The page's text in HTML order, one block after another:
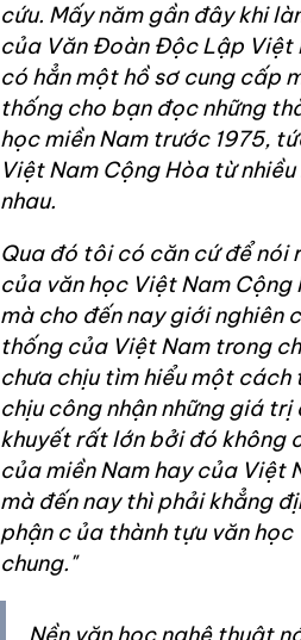
cứu. Mấy năm gần đây khi
của Văn Đoàn Độc Lập Việt
có hẳn một hồ sơ cung cấp
thống cho bạn đọc những
học miền Nam trước 1975,
Việt Nam Cộng Hòa từ
nhau.
Qua đó tôi có căn cứ để nói
của văn học Việt Nam
mà cho đến nay giới nghiên
thống của Việt Nam trong
chưa chịu tìm hiểu một cách
chịu công nhận những giá
khuyết rất lớn bởi đó không
của miền Nam hay của Việt
mà đến naythì phải khẳng
phận c ủa thành tựu văn học
chung."